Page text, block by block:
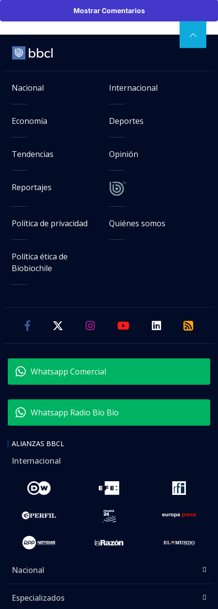
Mostrar Comentarios
Nacional Internacional
Economía Deportes
Tendencias Opinión
Reportajes
Política de privacidad Quiénes somos
Política ética de
Biobiochile
Whatsapp Comercial
Whatsapp Radio Bío Bío
ALIANZAS BBCL
Internacional
Nacional
Especializados